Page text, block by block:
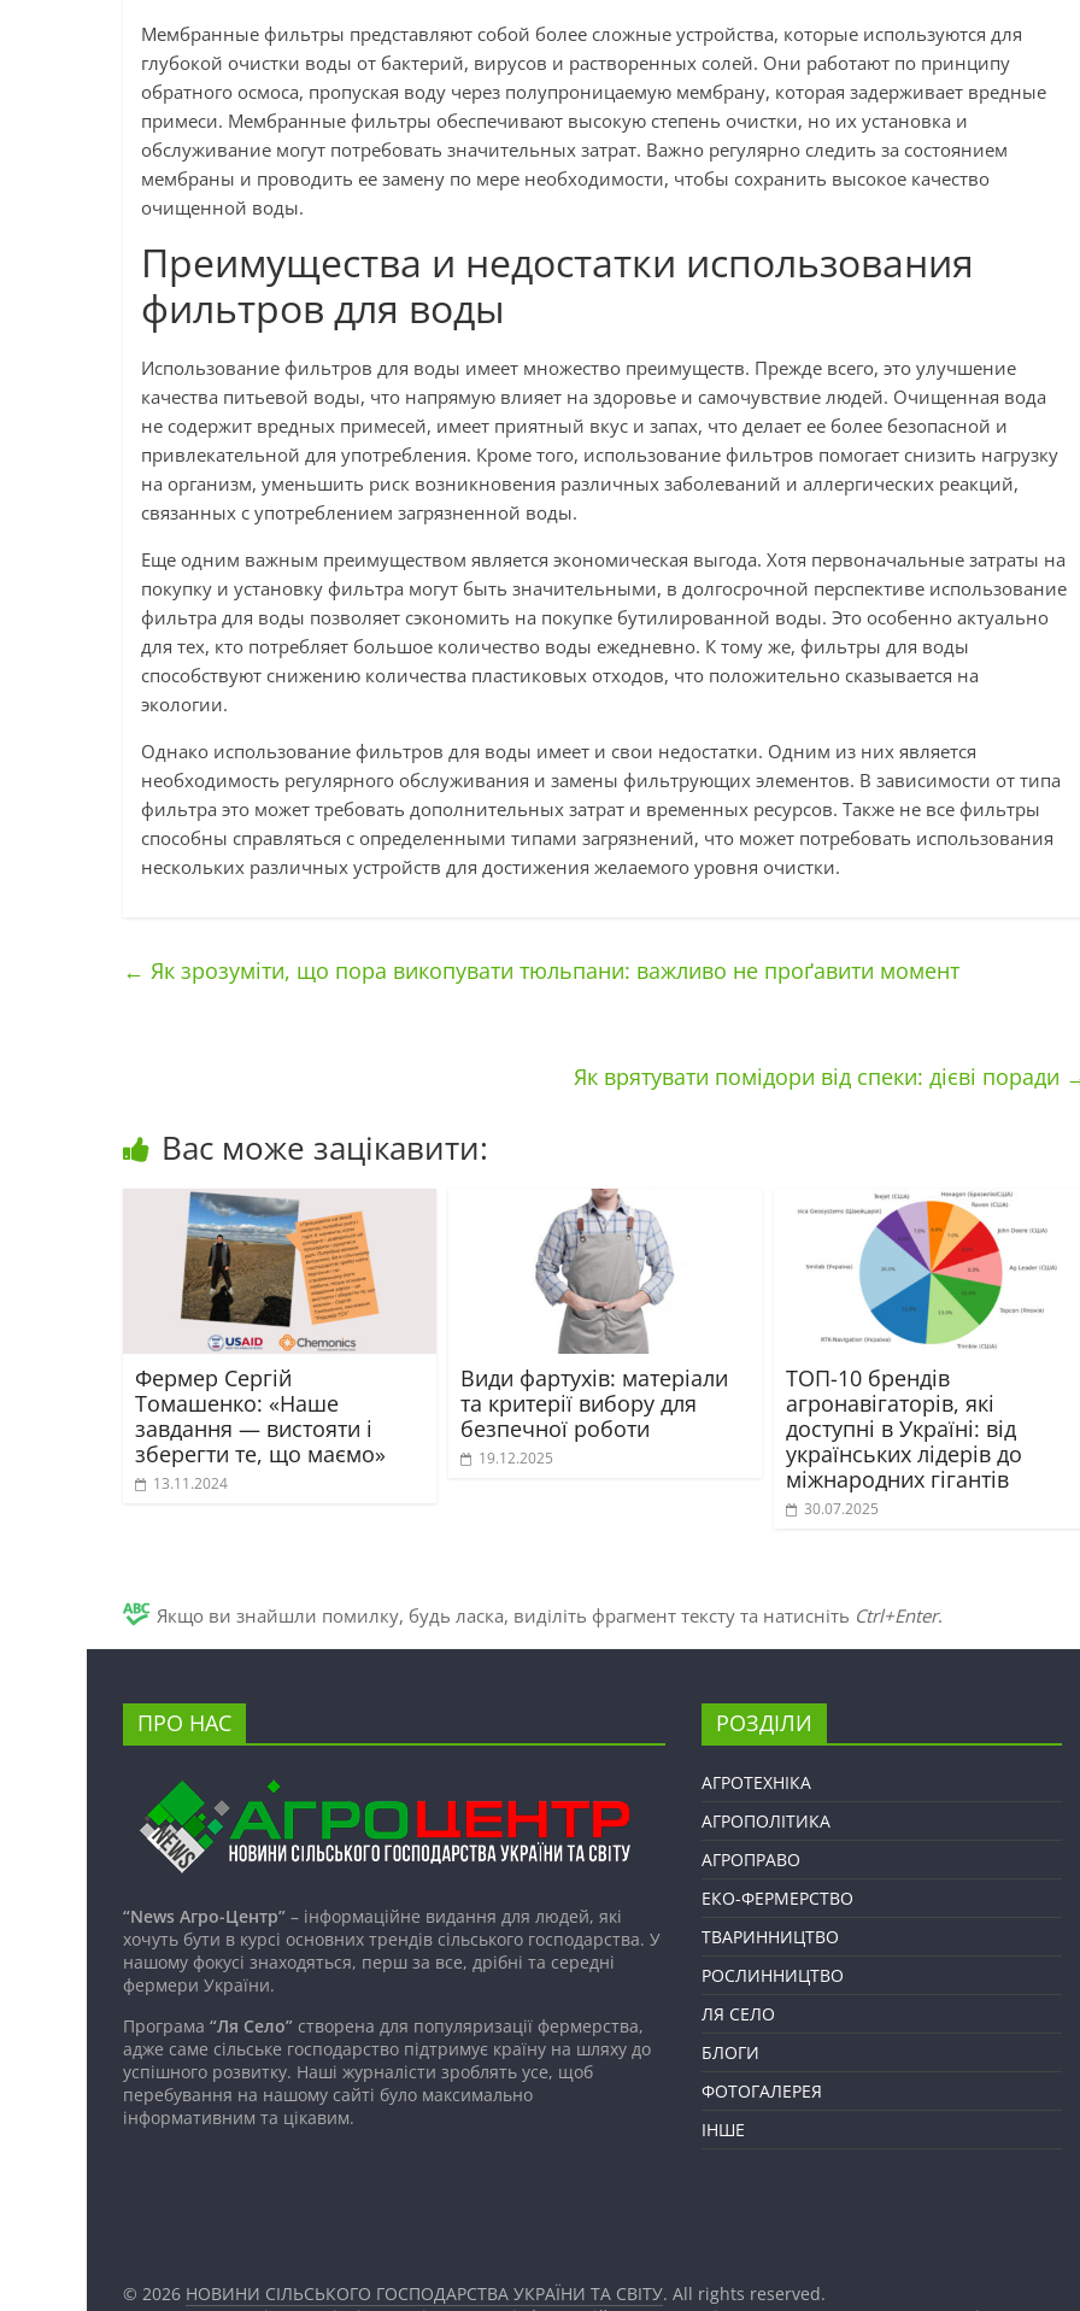
Мембранные фильтры представляют собой более сложные устройства, которые используются для
глубокой очистки воды от бактерий, вирусов и растворенных солей. Они работают по принципу
обратного осмоса, пропуская воду через полупроницаемую мембрану, которая задерживает вредные
примеси. Мембранные фильтры обеспечивают высокую степень очистки, но их установка и
обслуживание могут потребовать значительных затрат. Важно регулярно следить за состоянием
мембраны и проводить ее замену по мере необходимости, чтобы сохранить высокое качество
очищенной воды.
Преимущества и недостатки использования
фильтров для воды
Использование фильтров для воды имеет множество преимуществ. Прежде всего, это улучшение
качества питьевой воды, что напрямую влияет на здоровье и самочувствие людей. Очищенная вода
не содержит вредных примесей, имеет приятный вкус и запах, что делает ее более безопасной и
привлекательной для употребления. Кроме того, использование фильтров помогает снизить нагрузку
на организм, уменьшить риск возникновения различных заболеваний и аллергических реакций,
связанных с употреблением загрязненной воды.
Еще одним важным преимуществом является экономическая выгода. Хотя первоначальные затраты на
покупку и установку фильтра могут быть значительными, в долгосрочной перспективе использование
фильтра для воды позволяет сэкономить на покупке бутилированной воды. Это особенно актуально
для тех, кто потребляет большое количество воды ежедневно. К тому же, фильтры для воды
способствуют снижению количества пластиковых отходов, что положительно сказывается на
экологии.
Однако использование фильтров для воды имеет и свои недостатки. Одним из них является
необходимость регулярного обслуживания и замены фильтрующих элементов. В зависимости от типа
фильтра это может требовать дополнительных затрат и временных ресурсов. Также не все фильтры
способны справляться с определенными типами загрязнений, что может потребовать использования
нескольких различных устройств для достижения желаемого уровня очистки.
← Як зрозуміти, що пора викопувати тюльпани: важливо не проґавити момент
Як врятувати помідори від спеки: дієві поради
Вас може зацікавити:
Фермер Сергій
Томашенко: «Наше
завдання — вистояти і
зберегти те, що маємо»
13.11.2024
Види фартухів: матеріали
та критерії вибору для
безпечної роботи
19.12.2025
ТОП-10 брендів
агронавігаторів, які
доступні в Україні: від
українських лідерів до
міжнародних гігантів
30.07.2025
Якщо ви знайшли помилку, будь ласка, виділіть фрагмент тексту та натисніть Ctrl+Enter.
ПРО НАС
“News Агро-Центр” – інформаційне видання для людей, які
хочуть бути в курсі основних трендів сільського господарства. У
нашому фокусі знаходяться, перш за все, дрібні та середні
фермери України.
Програма “Ля Село” створена для популяризації фермерства,
адже саме сільське господарство підтримує країну на шляху до
успішного розвитку. Наші журналісти зроблять усе, щоб
перебування на нашому сайті було максимально
інформативним та цікавим.
РОЗДІЛИ
АГРОТЕХНІКА
АГРОПОЛІТИКА
АГРОПРАВО
ЕКО-ФЕРМЕРСТВО
ТВАРИННИЦТВО
РОСЛИННИЦТВО
ЛЯ СЕЛО
БЛОГИ
ФОТОГАЛЕРЕЯ
ІНШЕ
© 2026 НОВИНИ СІЛЬСЬКОГО ГОСПОДАРСТВА УКРАЇНИ ТА СВІТУ. All rights reserved.